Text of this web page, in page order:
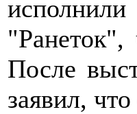
После
заявил,